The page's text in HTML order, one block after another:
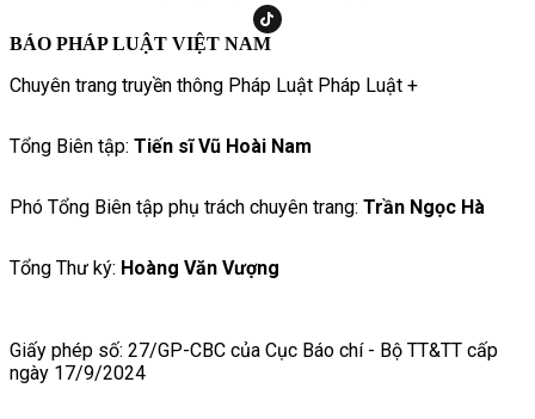
BÁO PHÁP LUẬT VIỆT NAM
Chuyên trang truyền thông Pháp Luật Pháp Luật +
Tổng Biên tập: Tiến sĩ Vũ Hoài Nam
Phó Tổng Biên tập phụ trách chuyên trang: Trần Ngọc Hà
Tổng Thư ký: Hoàng Văn Vượng
Giấy phép số: 27/GP-CBC của Cục Báo chí - Bộ TT&TT cấp
ngày 17/9/2024